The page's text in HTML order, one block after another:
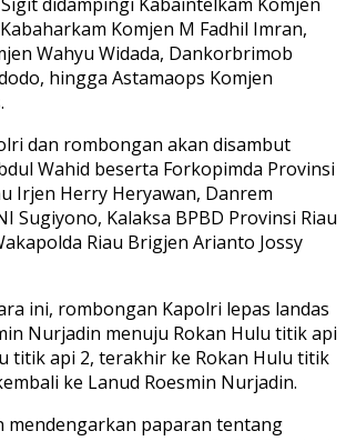
Komjen M Fadhil Imran,
Wahyu Widada, Dankorbrimob
hingga Astamaops Komjen
dan rombongan akan disambut
Wahid beserta Forkopimda Provinsi
Irjen Herry Heryawan, Danrem
Sugiyono, Kalaksa BPBD Provinsi Riau
Riau Brigjen Arianto Jossy
ini, rombongan Kapolri lepas landas
Nurjadin menuju Rokan Hulu titik api
titik api 2, terakhir ke Rokan Hulu titik
ke Lanud Roesmin Nurjadin.
mendengarkan paparan tentang